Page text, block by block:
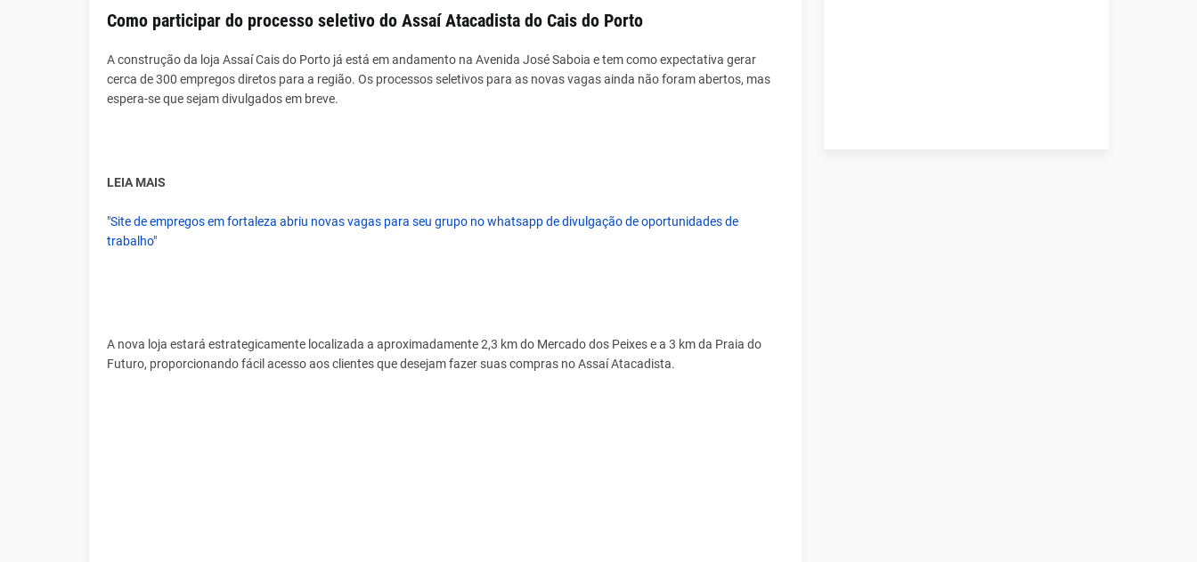
Como participar do processo seletivo do Assaí Atacadista do Cais do Porto
A construção da loja Assaí Cais do Porto já está em andamento na Avenida José Saboia e tem como expectativa gerar
cerca de 300 empregos diretos para a região. Os processos seletivos para as novas vagas ainda não foram abertos, mas
espera-se que sejam divulgados em breve.
LEIA MAIS
"Site de empregos em fortaleza abriu novas vagas para seu grupo no whatsapp de divulgação de oportunidades de
trabalho"
A nova loja estará estrategicamente localizada a aproximadamente 2,3 km do Mercado dos Peixes e a 3 km da Praia do
Futuro, proporcionando fácil acesso aos clientes que desejam fazer suas compras no Assaí Atacadista.